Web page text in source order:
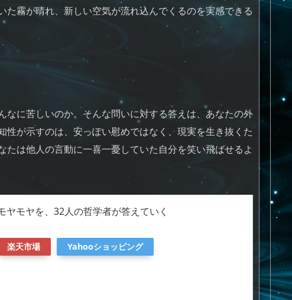
霧が晴れ、新しい空気が流れ込んでくるのを実感できる
に苦しいのか。そんな問いに対する答えは、あなたの外
が示すのは、安っぽい慰めではなく、現実を生き抜くた
は他人の言動に一喜一憂していた自分を笑い飛ばせるよ
モヤを、32人の哲学者が答えていく
楽天市場 Yahooショッピング